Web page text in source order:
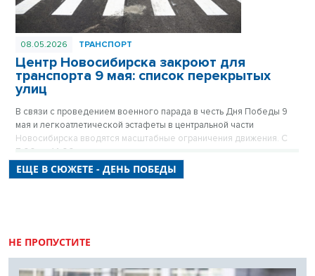
08.05.2026 ТРАНСПОРТ
Центр Новосибирска закроют для
транспорта 9 мая: список перекрытых
улиц
В связи с проведением военного парада в честь Дня Победы 9
мая и легкоатлетической эстафеты в центральной части
Новосибирска вводятся масштабные ограничения движения. С
7:00 до 14:00 десятки улиц станут пешеходными, а стоянка
транспорта на них будет полностью запрещена. Городские власти
просят автомобилистов заранее планировать маршруты и
ЕЩЕ В СЮЖЕТЕ - ДЕНЬ ПОБЕДЫ
НЕ ПРОПУСТИТЕ